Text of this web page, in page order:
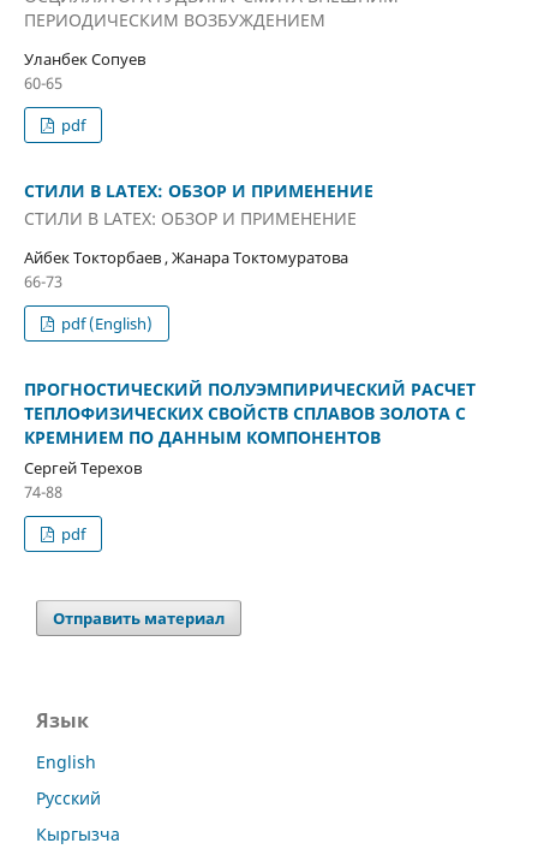
ПЕРИОДИЧЕСКИМ ВОЗБУЖДЕНИЕМ
Уланбек Сопуев
60-65
pdf
СТИЛИ В LATEX: ОБЗОР И ПРИМЕНЕНИЕ
СТИЛИ В LATEX: ОБЗОР И ПРИМЕНЕНИЕ
Айбек Токторбаев , Жанара Токтомуратова
66-73
pdf (English)
ПРОГНОСТИЧЕСКИЙ ПОЛУЭМПИРИЧЕСКИЙ РАСЧЕТ
ТЕПЛОФИЗИЧЕСКИХ СВОЙСТВ СПЛАВОВ ЗОЛОТА С
КРЕМНИЕМ ПО ДАННЫМ КОМПОНЕНТОВ
Сергей Терехов
74-88
pdf
Отправить материал
Язык
English
Русский
Кыргызча